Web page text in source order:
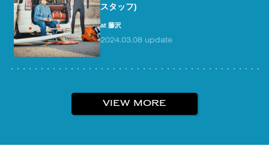
スタッフ)
at 藤沢
2024.03.08 update
VIEW MORE